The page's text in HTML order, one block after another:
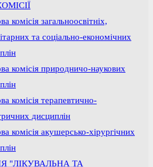
комісія загальноосвітніх,
та соціально-економічних
комісія природничо-наукових
комісія терапевтично-
дисциплін
комісія акушерсько-хірургічних
"ЛІКУВАЛЬНА ТА